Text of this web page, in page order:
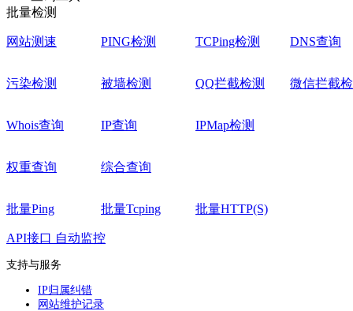
批量检测
网站测速 PING检测 TCPing检测 DNS查询
污染检测 被墙检测 QQ拦截检测 微信拦截
Whois查询 IP查询 IPMap检测
权重查询 综合查询
批量Ping 批量Tcping 批量HTTP(S)
API接口 自动监控
支持与服务
IP归属纠错
网站维护记录